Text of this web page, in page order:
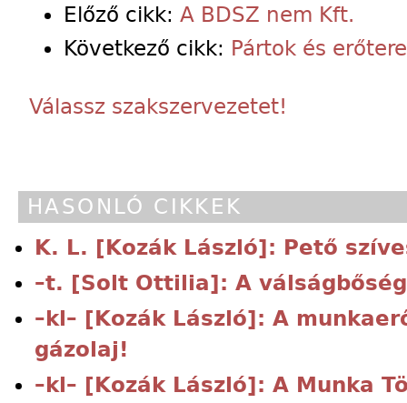
Előző cikk: A BDSZ nem Kft.
Következő cikk: Pártok és
Válassz szakszervezetet!
HASONLÓ CIKKEK
K. L. [Kozák László]: Pető
–t. [Solt Ottilia]: A
–kl– [Kozák László]: A
gázolaj!
–kl– [Kozák László]: A Munka